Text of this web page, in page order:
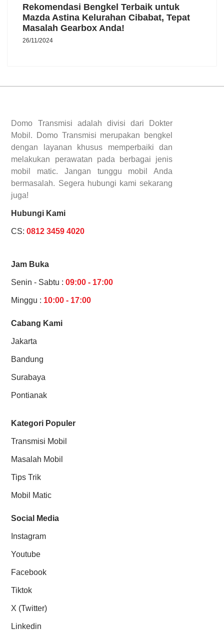
Rekomendasi Bengkel Terbaik untuk
Mazda Astina Kelurahan Cibabat, Tepat
Masalah Gearbox Anda!
26/11/2024
Domo Transmisi adalah divisi dari Dokter
Mobil. Domo Transmisi merupakan bengkel
dengan layanan khusus memperbaiki dan
melakukan perawatan pada berbagai jenis
mobil matic. Jangan tunggu mobil Anda
bermasalah. Segera hubungi kami sekarang
juga!
Hubungi Kami
CS:0812 3459 4020
Jam Buka
Senin - Sabtu :09:00 - 17:00
Minggu : 10:00 - 17:00
Cabang Kami
Jakarta
Bandung
Surabaya
Pontianak
Kategori Populer
Transmisi Mobil
Masalah Mobil
Tips Trik
Mobil Matic
Social Media
Instagram
Youtube
Facebook
Tiktok
X (Twitter)
Linkedin